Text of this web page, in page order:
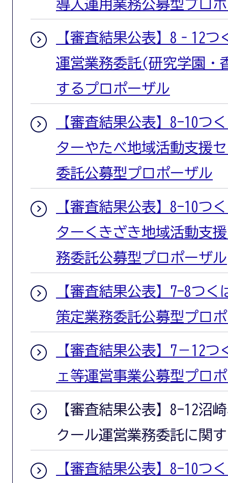
導入運用業務公募型プロ
【審査結果公表】8‐12つ
運営業務委託(研究学園・
するプロポーザル
【審査結果公表】8-10つ
ターやたべ地域活動支援
委託公募型プロポーザル
【審査結果公表】8-10つ
ターくきざき地域活動支
務委託公募型プロポーザル
【審査結果公表】7-8つ
策定業務委託公募型プロ
【審査結果公表】7－12
ェ等運営事業公募型プロ
【審査結果公表】8-12沼
クール運営業務委託に関
【審査結果公表】8-10つ